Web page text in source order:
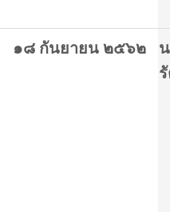
๑๘ กันยายน ๒๕๖๒